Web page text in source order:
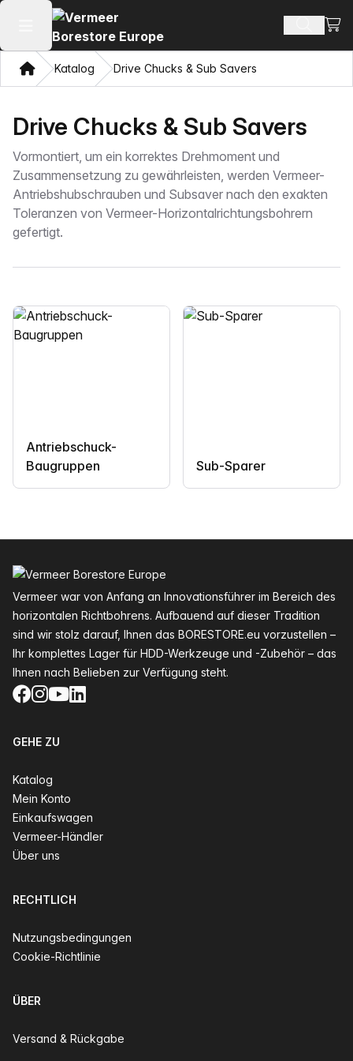
Hauptmenü öffnen
HeimKatalog Drive Chucks & Sub Savers
Drive Chucks & Sub Savers
Vormontiert, um ein korrektes Drehmoment und
Zusammensetzung zu gewährleisten, werden Vermeer-
Antriebshubschrauben und Subsaver nach den exakten
Toleranzen von Vermeer-Horizontalrichtungsbohrern
gefertigt.
Antriebschuck-
Baugruppen
Sub-Sparer
Vermeer war von Anfang an Innovationsführer im Bereich des
horizontalen Richtbohrens. Aufbauend auf dieser Tradition
sind wir stolz darauf, Ihnen das BORESTORE.eu vorzustellen –
Ihr komplettes Lager für HDD-Werkzeuge und -Zubehör – das
Ihnen nach Belieben zur Verfügung steht.
Facebook
Instagram
YouTube
LinkedIn
GEHE ZU
Katalog
Mein Konto
Einkaufswagen
Vermeer-Händler
Über uns
RECHTLICH
Nutzungsbedingungen
Cookie-Richtlinie
ÜBER
Versand & Rückgabe